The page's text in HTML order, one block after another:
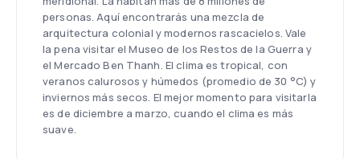
personas. Aquí encontrarás una mezcla de
arquitectura colonial y modernos rascacielos. Vale
la pena visitar el Museo de los Restos de la Guerra y
el Mercado Ben Thanh. El clima es tropical, con
veranos calurosos y húmedos (promedio de 30 °C) y
inviernos más secos. El mejor momento para visitarla
es de diciembre a marzo, cuando el clima es más
suave.